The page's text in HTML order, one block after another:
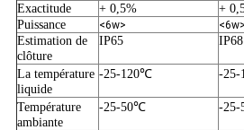
Exactitude + 0,5% +
Puissance
<6w> <6w>
Estimation de
clôture
IP65 IP68
La température
liquide
-25-120℃ -
Température
ambiante
-25-50℃ -